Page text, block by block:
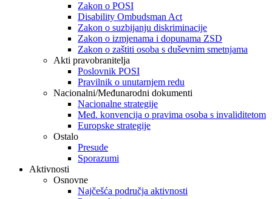
Zakon o POSI
Disability Ombudsman Act
Zakon o suzbijanju diskriminacije
Zakon o izmjenama i dopunama ZSD
Zakon o zaštiti osoba s duševnim smetnjama
Akti pravobranitelja
Poslovnik POSI
Pravilnik o unutarnjem redu
Nacionalni/Međunarodni dokumenti
Nacionalne strategije
Međ. konvencija o pravima osoba s invaliditetom
Europske strategije
Ostalo
Presude
Sporazumi
Aktivnosti
Osnovne
Najčešća područja aktivnosti